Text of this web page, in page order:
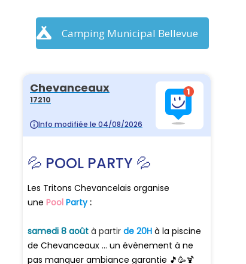
Camping Municipal Bellevue